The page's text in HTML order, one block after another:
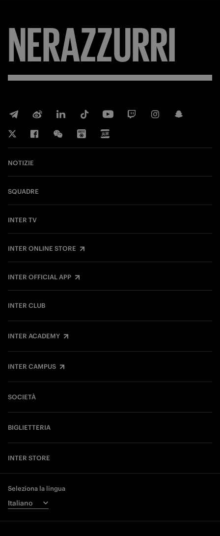
NERAZZURRI
NOTIZIE
SQUADRE
INTER TV
INTER ONLINE STORE
INTER OFFICIAL APP
INTER CLUB
INTER ACADEMY
INTER CAMPUS
SOCIETÀ
BIGLIETTERIA
INTER STORE
Seleziona la lingua